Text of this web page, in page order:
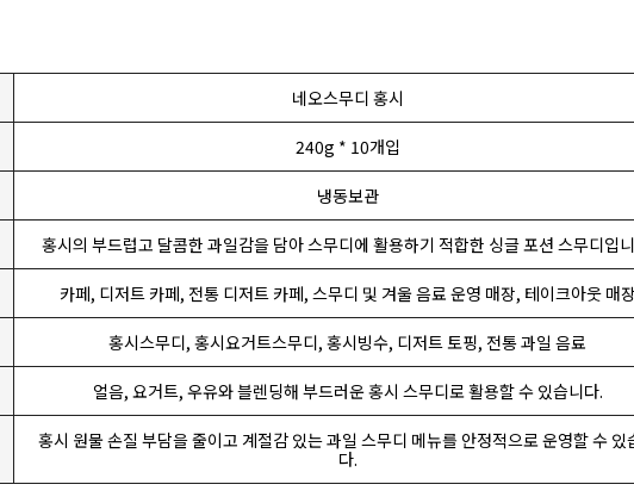
네오스무디 홍시
240g * 10개입
냉동보관
홍시의 부드럽고 달콤한 과일감을 담아 스무디에 활용하기 적합한 싱글 포션 스무디입
카페, 디저트 카페, 전통 디저트 카페, 스무디 및 겨울 음료 운영 매장, 테이크아웃 매장
홍시스무디, 홍시요거트스무디, 홍시빙수, 디저트 토핑, 전통 과일 음료
얼음, 요거트, 우유와 블렌딩해 부드러운 홍시 스무디로 활용할 수 있습니다.
홍시 원물 손질 부담을 줄이고 계절감 있는 과일 스무디 메뉴를 안정적으로 운영할 수 있
다.